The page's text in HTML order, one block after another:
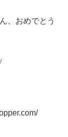
、おめでとう